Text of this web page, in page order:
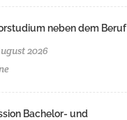
neben dem Beruf
2026
Bachelor- und